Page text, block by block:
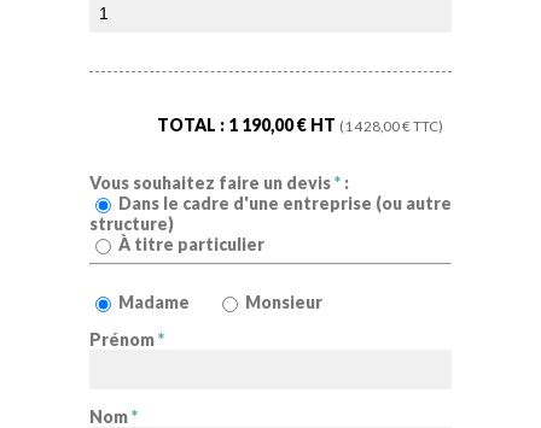
TOTAL : 1 190,00€ HT ( 1 428,00€ TTC)
Vous souhaitez faire un devis* :
Dans le cadre d'une entreprise (ou autre
structure)
À titre particulier
Madame
Monsieur
Prénom*
Nom*